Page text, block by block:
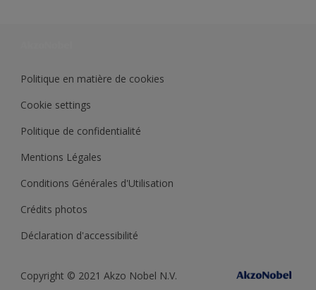
Politique en matière de cookies
Cookie settings
Politique de confidentialité
Mentions Légales
Conditions Générales d'Utilisation
Crédits photos
Déclaration d'accessibilité
Copyright © 2021 Akzo Nobel N.V.